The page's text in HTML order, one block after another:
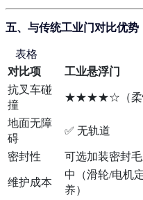
五、与传统工业门对比优势
表格
对比项
工业悬浮门
抗叉车碰
撞
★★★★☆（柔
地面无障
碍
✅ 无轨道
密封性 可选加装密封毛
维护成本
中（滑轮/电机
养）